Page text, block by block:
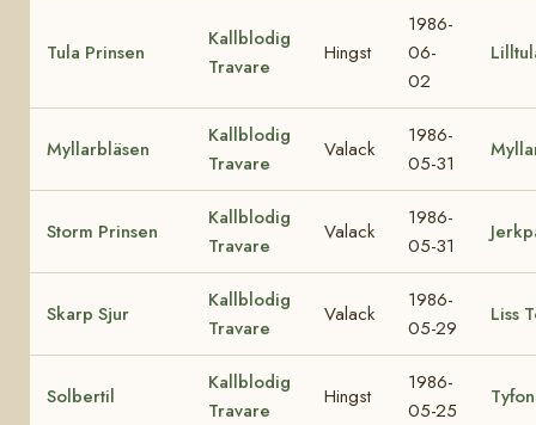
Tula Prinsen
Kallblodig
Travare
Hingst
1986-
06-
02
Myllarbläsen
Kallblodig
Travare
Valack
1986-
05-31
Storm Prinsen
Kallblodig
Travare
Valack
1986-
05-31
Skarp Sjur
Kallblodig
Travare
Valack
1986-
05-29
Liss
Solbertil
Kallblodig
Travare
Hingst
1986-
05-25